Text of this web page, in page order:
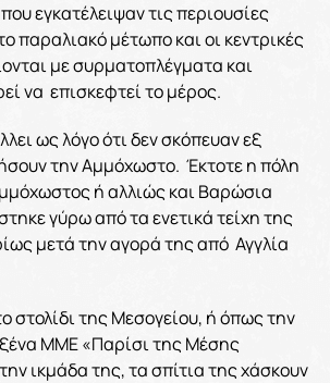
εγκατέλειψαν τις περιουσίες
παραλιακό μέτωπο και οι κεντρικές
με συρματοπλέγματα και
να επισκεφτεί το μέρος.
ως λόγο ότι δεν σκόπευαν εξ
την Αμμόχωστο. Έκτοτε η πόλη
ή αλλιώς και Βαρώσια
γύρω από τα ενετικά τείχη της
μετά την αγορά της από Αγγλία
στολίδι της Μεσογείου, ή όπως την
ΜΜΕ «Παρίσι της Μέσης
ικμάδα της, τα σπίτια της χάσκουν